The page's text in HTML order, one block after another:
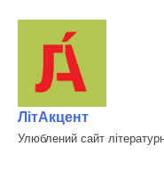
ЛітАкцент
Улюблений сайт